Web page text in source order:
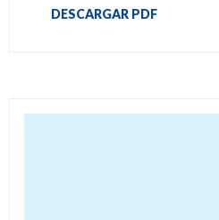
DESCARGAR PDF